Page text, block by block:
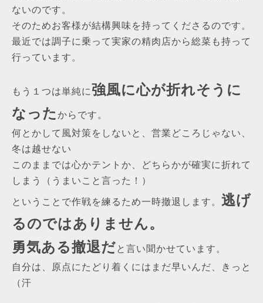
ないのです。
そのためお客様が結構興味を持ってくださるのです。
最近では調子に乗って実家の精肉店から総菜も持って
行っています。
もう１つは単純に強風に心が折れそうに
なった からです。
何とかして風対策をしないと、営業どころじゃない、
冬は越せない
このままでは心かテントか、どちらかが確実に折れて
しまう（うまいこと言った！）
ということで作戦を練るため一時撤退します。 逃げ
るのではありません。
勇気ある撤退だと言い聞かせています。
自分は、原点にたどり着くにはまだ早いんだ、きっと
（汗